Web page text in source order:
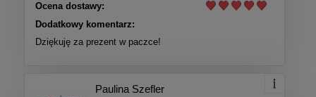
Ocena dostawy:
Dodatkowy komentarz:
Dziękuję za prezent w paczce!
Paulina Szefler